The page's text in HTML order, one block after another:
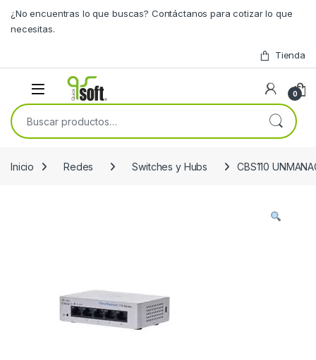
¿No encuentras lo que buscas? Contáctanos para cotizar lo que
necesitas.
Tienda
0
Buscar por:
Inicio Redes Switches y Hubs CBS110